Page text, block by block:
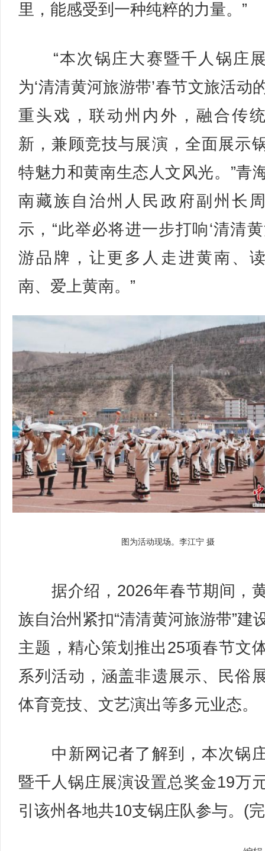
里，能感受到一种纯粹的力量。”
“本次锅庄大赛暨千人锅庄
为‘清清黄河旅游带’春节文旅活动
重头戏，联动州内外，融合传
新，兼顾竞技与展演，全面展示
特魅力和黄南生态人文风光。”青
南藏族自治州人民政府副州长
示，“此举必将进一步打响‘清清黄
游品牌，让更多人走进黄南、
南、爱上黄南。”
图为活动现场。李江宁 摄
据介绍，2026年春节期间，
族自治州紧扣“清清黄河旅游带”建
主题，精心策划推出25项春节文
系列活动，涵盖非遗展示、民俗
体育竞技、文艺演出等多元业态。
中新网记者了解到，本次锅
暨千人锅庄展演设置总奖金19万
引该州各地共10支锅庄队参与。(